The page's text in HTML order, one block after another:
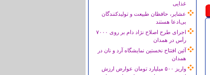
غذایی
عشایر، حافظان طبیعت و تولیدکنندگان
بی‌ادعا هستند
اجرای طرح اصلاح نژاد دام بر روی ۷۰۰۰
رأس در همدان
آئین افتتاح نخستین نمایشگاه آرد و نان در
همدان
واریز ۵۰۰ میلیارد تومان عوارض ارزش